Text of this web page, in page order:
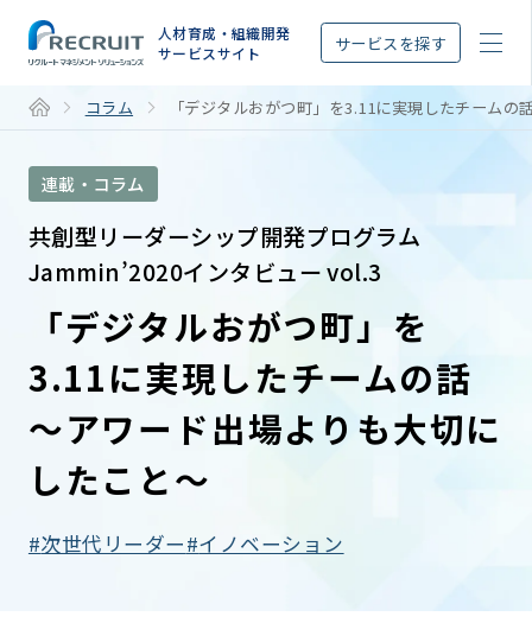
人材育成・組織開発
サービスサイト
サービスを探す
コラム 「デジタルおがつ町」を3.11に実現したチーム
連載・コラム
共創型リーダーシップ開発プログラム
Jammin’2020インタビュー vol.3
「デジタルおがつ町」を
3.11に実現したチームの話
〜アワード出場よりも大切に
したこと〜
次世代リーダー イノベーション